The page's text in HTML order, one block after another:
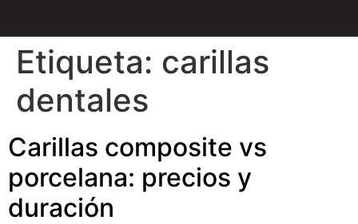
Etiqueta: carillas
dentales
Carillas composite vs
porcelana: precios y
duración